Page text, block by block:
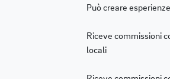
Può creare
Riceve commissioni
locali